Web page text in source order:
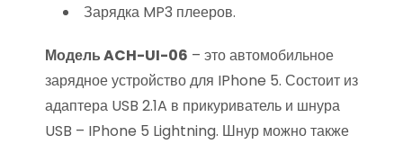
Зарядка MP3 плееров.
Модель ACH-UI-06 – это автомобильное
зарядное устройство для IPhone 5. Состоит из
адаптера USB 2.1A в прикуриватель и шнура
USB – IPhone 5 Lightning. Шнур можно также